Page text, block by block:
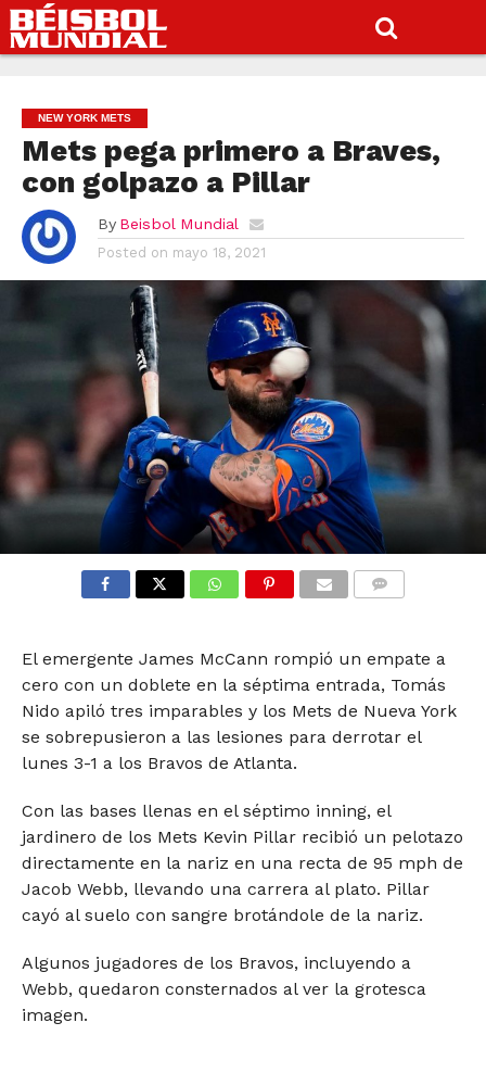
NEW YORK METS
Mets pega primero a Braves,
con golpazo a Pillar
By Beisbol Mundial
Posted on mayo 18, 2021
El emergente James McCann rompió un empate a
cero con un doblete en la séptima entrada, Tomás
Nido apiló tres imparables y los Mets de Nueva York
se sobrepusieron a las lesiones para derrotar el
lunes 3-1 a los Bravos de Atlanta.
Con las bases llenas en el séptimo inning, el
jardinero de los Mets Kevin Pillar recibió un pelotazo
directamente en la nariz en una recta de 95 mph de
Jacob Webb, llevando una carrera al plato. Pillar
cayó al suelo con sangre brotándole de la nariz.
Algunos jugadores de los Bravos, incluyendo a
Webb, quedaron consternados al ver la grotesca
imagen.